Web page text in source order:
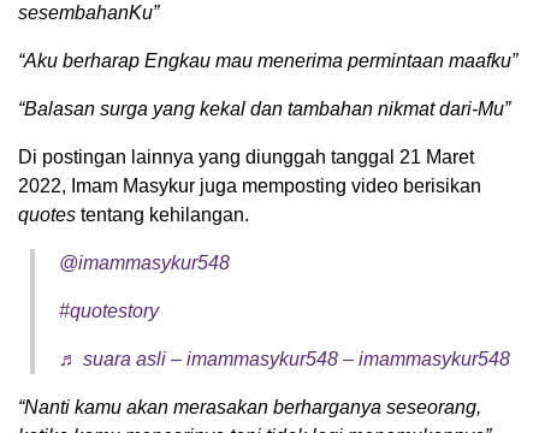
sesembahanKu”
“Aku berharap Engkau mau menerima permintaan maafku”
“Balasan surga yang kekal dan tambahan nikmat dari-Mu”
Di postingan lainnya yang diunggah tanggal 21 Maret
2022, Imam Masykur juga memposting video berisikan
quotes tentang kehilangan.
@imammasykur548
#quotestory
♬ suara asli – imammasykur548 – imammasykur548
“Nanti kamu akan merasakan berharganya seseorang,